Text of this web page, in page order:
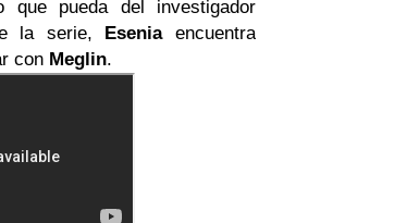
que pueda del investigador
la serie, Eseniaencuentra
con Meglin.